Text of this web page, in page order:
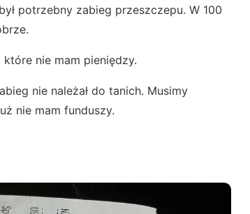
potrzebny zabieg przeszczepu. W 100
nie mam pieniędzy.
nie należał do tanich. Musimy
nie mam funduszy.